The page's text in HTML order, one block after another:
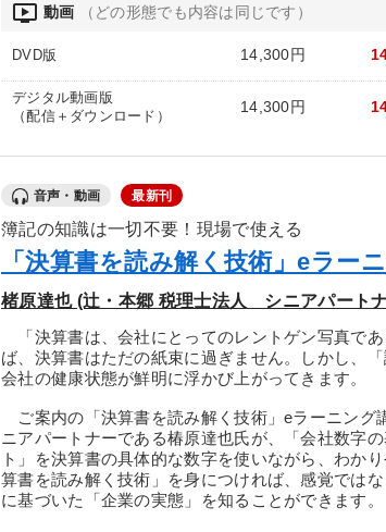
ondemand_video 動画 （どの形態でも内容は同じです）
DVD版 14,300円
デジタル動画版
（配信＋ダウンロード）
14,300円
音声・動画 最新刊
簿記の知識は一切不要！現場で使える
「決算書を読み解く技術」eラー
楮原達也 (辻・本郷 税理士法人 シニアパート
「決算書は、会社にとってのレントゲン写真で
ば、決算書はただの紙束に過ぎません。しかし、
会社の健康状態が鮮明に浮かび上がってきます。
ご案内の「決算書を読み解く技術」eラーニング
ニアパートナーである椿原達也氏が、「会社数字
ト」を決算書の具体的な数字を使いながら、わか
算書を読み解く技術」を身につければ、感覚では
に基づいた「企業の実態」を知ることができます。